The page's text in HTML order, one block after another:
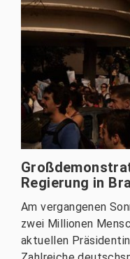
Regierung in
Am vergangenen
zwei Millionen
aktuellen